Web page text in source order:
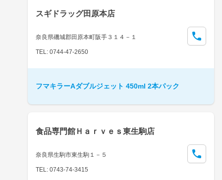
スギドラッグ田原本店
奈良県磯城郡田原本町阪手３１４－１
TEL: 0744-47-2650
フマキラーAダブルジェット 450ml 2本パック
食品専門館Ｈａｒｖｅｓ東生駒店
奈良県生駒市東生駒１－５
TEL: 0743-74-3415